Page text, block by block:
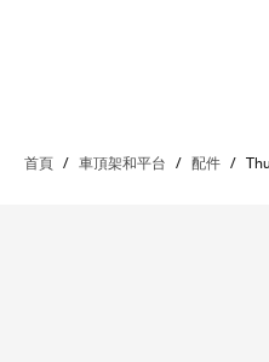
首頁 / 車頂架和平台 / 配件 /